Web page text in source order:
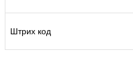
Штрих код